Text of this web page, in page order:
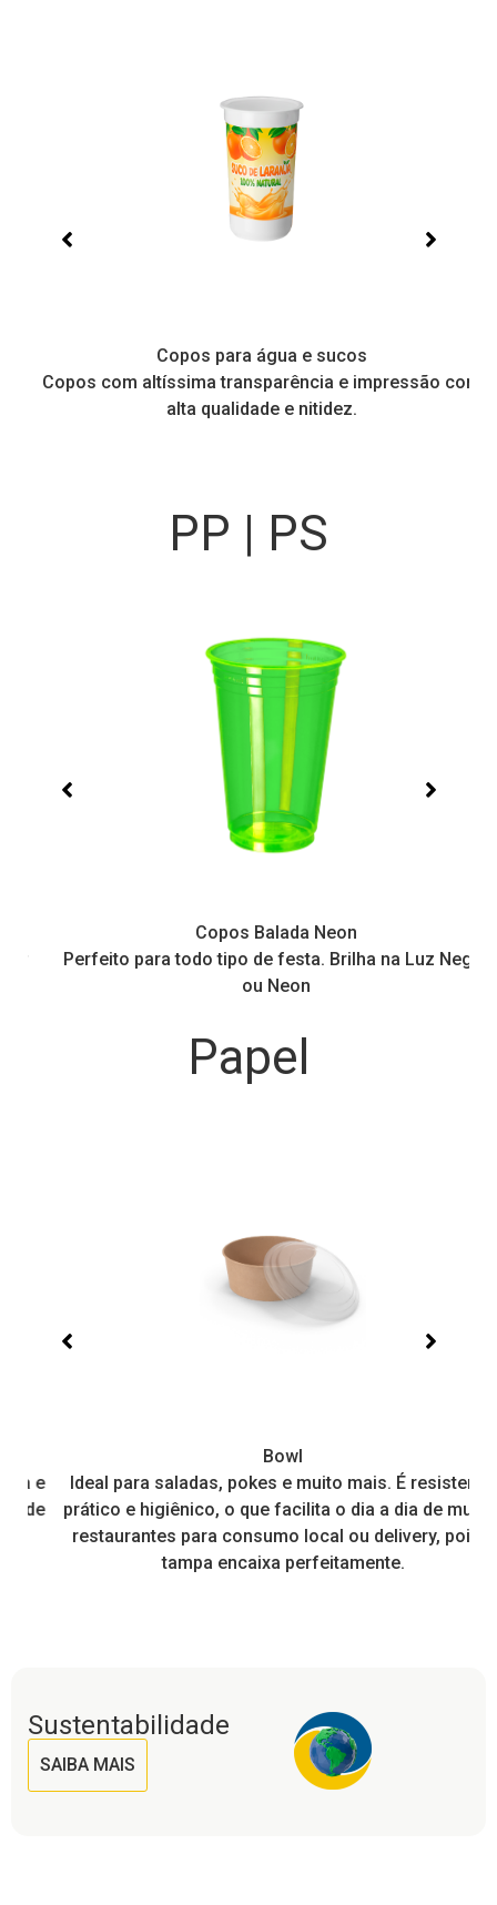
Copos para água e sucos
Copos com altíssima transparência e impressão com
alta qualidade e nitidez.
PP | PS
Copos Balada Neon
Perfeito para todo tipo de festa. Brilha na Luz Negra
ou Neon
Papel
Bowl
Ideal para saladas, pokes e muito mais. É resistente,
prático e higiênico, o que facilita o dia a dia de muitos
restaurantes para consumo local ou delivery, pois a
tampa encaixa perfeitamente.
Sustentabilidade
SAIBA MAIS